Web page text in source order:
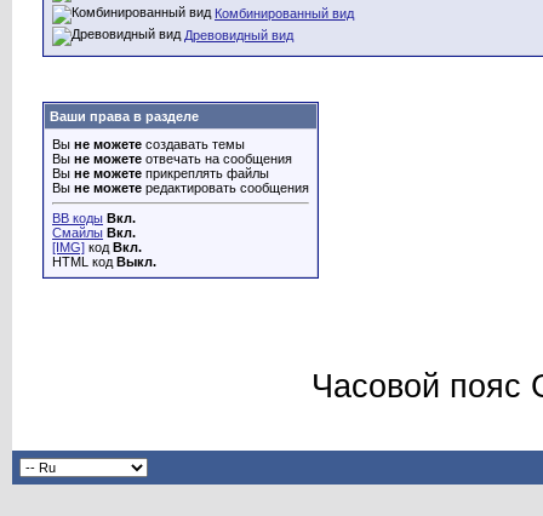
Комбинированный вид
Древовидный вид
Ваши права в разделе
Вы не можете создавать темы
Вы не можете отвечать на сообщения
Вы не можете прикреплять файлы
Вы не можете редактировать сообщения
BB коды Вкл.
Смайлы Вкл.
[IMG] код Вкл.
HTML код Выкл.
Часовой пояс